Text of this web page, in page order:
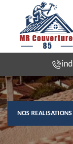
NOS REALISATIONS